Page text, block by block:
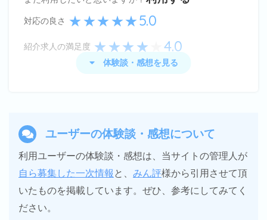
dodaさんとはご縁がありませんでしたが、今後も
しまた転職の機会があれば積極的に利用させて頂き
たいと思います。
対応の良さ 5.0
紹介求人の満足度 4.0
30代で転職を目指すにもとても選択肢が広がった
ので、大変使い勝手が良かったです。
また、心配な事や気になる事など、些細な事でも担
当の方にはLINEで相談することができ、レスポン
スも常に早かったので安心できましたし、やはり
体験談・感想を見る
ユーザーの体験談・感想について
利用ユーザーの体験談・感想は、当サイトの管理人が
自ら募集した一次情報 と、 みん評様から引用させて頂
いたものを掲載しています。ぜひ、参考にしてみてく
ださい。